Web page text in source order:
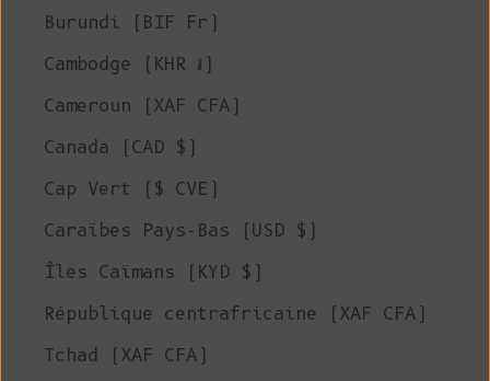
Burundi (BIF Fr)
Cambodge (KHR ៛)
Cameroun (XAF CFA)
Canada (CAD $)
Cap Vert ($ CVE)
Caraïbes Pays-Bas (USD $)
Îles Caïmans (KYD $)
République centrafricaine (XAF CFA)
Tchad (XAF CFA)